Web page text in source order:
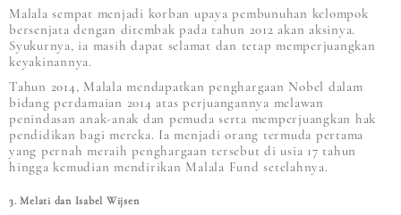
Malala sempat menjadi korban upaya pembunuhan kelompok
bersenjata dengan ditembak pada tahun 2012 akan aksinya.
Syukurnya, ia masih dapat selamat dan tetap memperjuangkan
keyakinannya.
Tahun 2014, Malala mendapatkan penghargaan Nobel dalam
bidang perdamaian 2014 atas perjuangannya melawan
penindasan anak-anak dan pemuda serta memperjuangkan hak
pendidikan bagi mereka. Ia menjadi orang termuda pertama
yang pernah meraih penghargaan tersebut di usia 17 tahun
hingga kemudian mendirikan Malala Fund setelahnya.
3. Melati dan Isabel Wijsen